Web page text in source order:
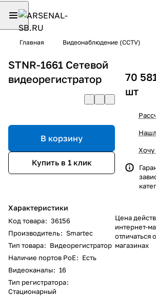
Главная Видеонаблюдение (CCTV)
STNR-1661 Cетевой
видеорегистратор
В корзину
Купить в 1 клик
Характеристики
Код товара: 36156
Производитель: Smartec
Тип товара: Видеорегистратор
Наличие портов PoE: Есть
Видеоканалы: 16
Тип регистратора:
Стационарный
70
шт
Хочу
Цена
интернет-
отличаться
магазинах